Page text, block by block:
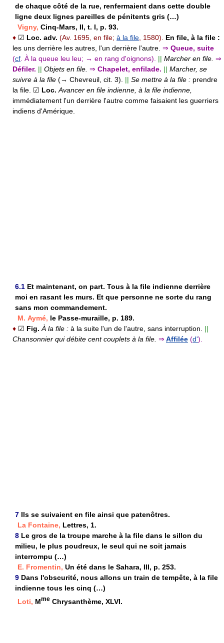
de chaque côté de la rue, renfermaient dans cette double
ligne deux lignes pareilles de pénitents gris (…)
Vigny, Cinq-Mars, II, t. I, p. 93.
♦ ☑ Loc. adv. (Av. 1695, en file; à la file , 1580).
En file, à la file :
les uns derrière les autres, l'un derrière l'autre. ⇒ Queue, suite
(cf . À la queue leu leu; → en rang d'oignons). || Marcher en file. ⇒
Défiler. || Objets en file. ⇒ Chapelet, enfilade. || Marcher, se
suivre à la file (→ Chevreuil, cit. 3). || Se mettre à la file : prendre
la file. ☑ Loc. Avancer en file indienne, à la file indienne,
immédiatement l'un derrière l'autre comme faisaient les guerriers
indiens d'Amérique.
6.1 Et maintenant, on part. Tous à la file indienne derrière
moi en rasant les murs. Et que personne ne sorte du rang
sans mon commandement.
M. Aymé, le Passe-muraille, p. 189.
♦ ☑ Fig. À la file : à la suite l'un de l'autre, sans interruption.
||
Chansonnier qui débite cent couplets à la file. ⇒ Affilée (d').
7 Ils se suivaient en file ainsi que patenôtres.
La Fontaine, Lettres, 1.
8 Le gros de la troupe marche à la file dans le sillon du
milieu, le plus poudreux, le seul qui ne soit jamais
interrompu (…)
E. Fromentin, Un été dans le Sahara, III, p. 253.
9 Dans l'obscurité, nous allons un train de tempête, à la file
indienne tous les cinq (…)
Loti, Mme Chrysanthème, XLVI.